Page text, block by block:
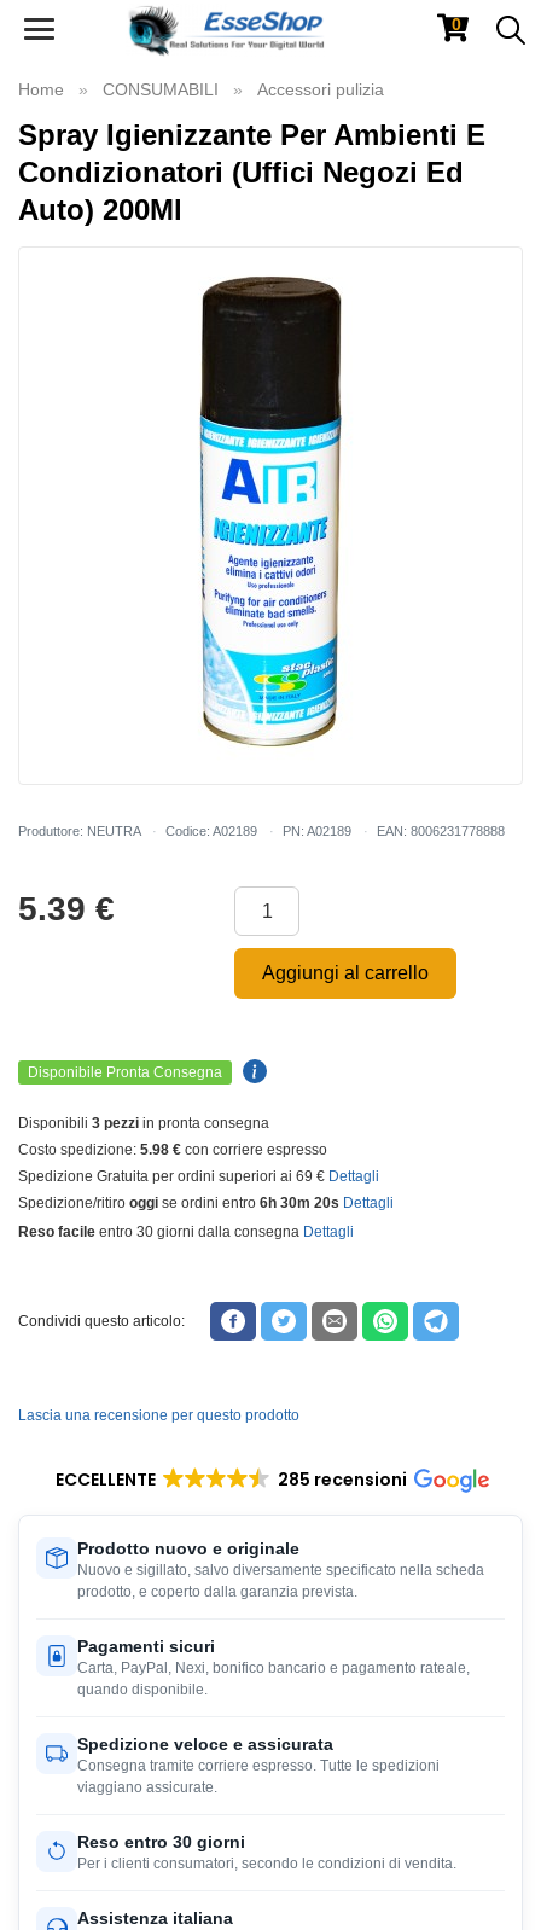
Toggle
0
Home CONSUMABILI Accessori pulizia
Spray Igienizzante Per Ambienti E
Condizionatori (Uffici Negozi Ed
Auto) 200Ml
Produttore: NEUTRA Codice: A02189 PN: A02189 EAN: 8006231778888
5.39 €
Aggiungi al carrello
Disponibile Pronta Consegna
Disponibili 3 pezzi in pronta consegna
Costo spedizione: 5.98 € con corriere espresso
Spedizione Gratuita per ordini superiori ai 69 € Dettagli
Spedizione/ritiro oggi se ordini entro 6h 30m 19s Dettagli
Reso facile entro 30 giorni dalla consegna Dettagli
Condividi questo articolo:
Lascia una recensione per questo prodotto
ECCELLENTE 285 recensioni
Prodotto nuovo e originale
Nuovo e sigillato, salvo diversamente specificato nella scheda
prodotto, e coperto dalla garanzia prevista.
Pagamenti sicuri
Carta, PayPal, Nexi, bonifico bancario e pagamento rateale,
quando disponibile.
Spedizione veloce e assicurata
Consegna tramite corriere espresso. Tutte le spedizioni
viaggiano assicurate.
Reso entro 30 giorni
Per i clienti consumatori, secondo le condizioni di vendita.
Assistenza italiana